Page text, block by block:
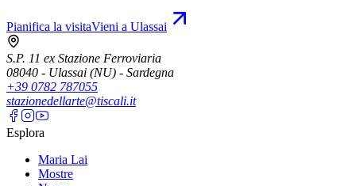
Pianifica la visitaVieni a Ulassai
S.P. 11 ex Stazione Ferroviaria
08040 - Ulassai (NU) - Sardegna
+39 0782 787055
stazionedellarte@tiscali.it
Esplora
Maria Lai
Mostre